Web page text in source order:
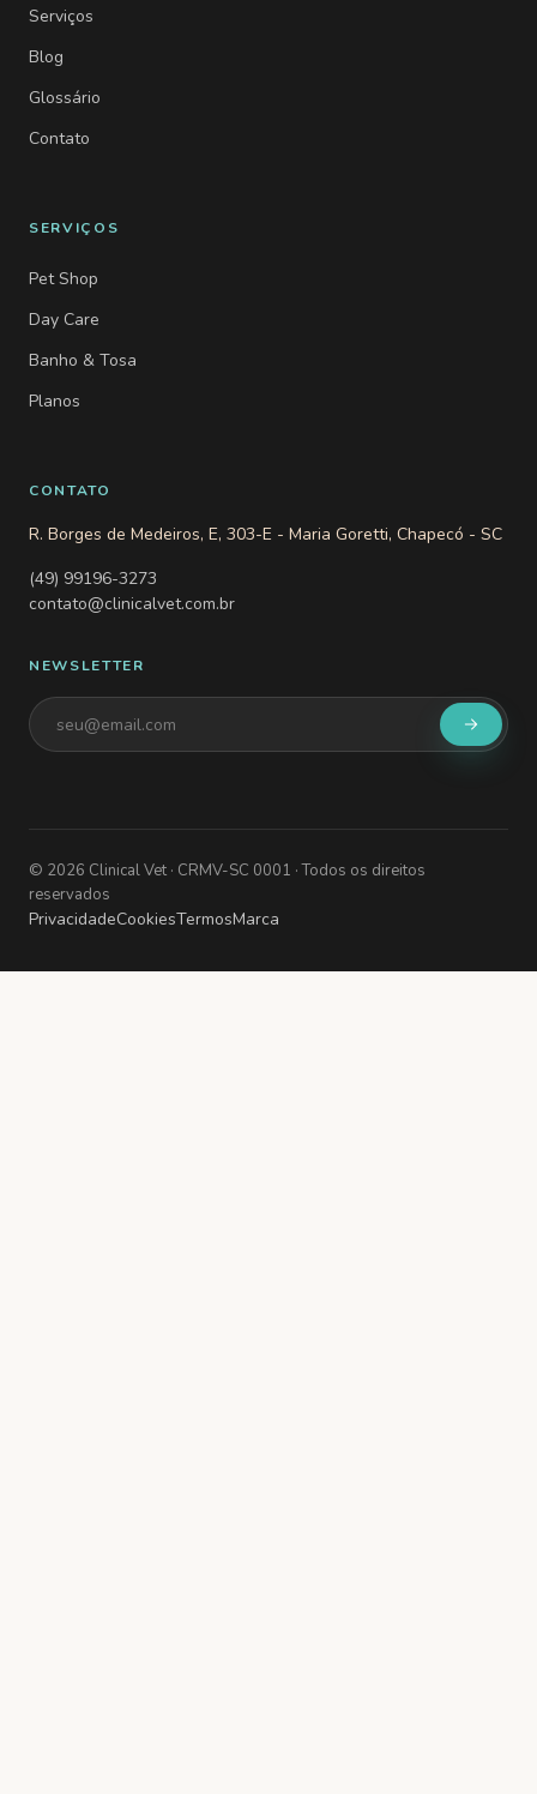
Serviços
Blog
Glossário
Contato
SERVIÇOS
Pet Shop
Day Care
Banho & Tosa
Planos
CONTATO
R. Borges de Medeiros, E, 303-E - Maria Goretti, Chapecó - SC
(49) 99196-3273
contato@clinicalvet.com.br
NEWSLETTER
© 2026 Clinical Vet · CRMV-SC 0001 · Todos os direitos
reservados
PrivacidadeCookiesTermosMarca